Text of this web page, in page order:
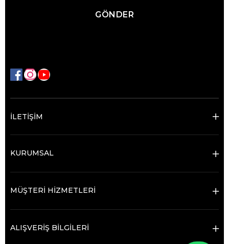
GÖNDER
İLETİŞİM
KURUMSAL
MÜŞTERİ HİZMETLERİ
ALIŞVERİŞ BİLGİLERİ